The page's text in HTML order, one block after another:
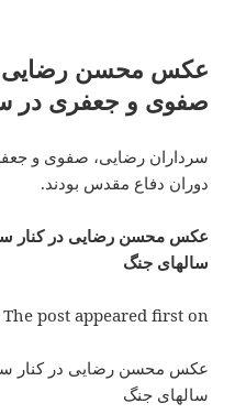
عکس محسن رضایی
صفوی و جعفری در
سرداران رضایی، صفوی و
دوران دفاع مقدس بودند.
عکس محسن رضایی در کنار
سالهای جنگ
The post appeared first on .
عکس محسن رضایی در کنار
سالهای جنگ